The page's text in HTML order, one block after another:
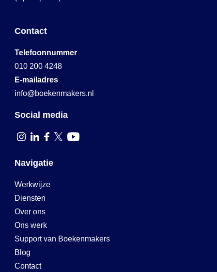
Contact
Telefoonnummer
010 200 4248
E-mailadres
info@boekenmakers.nl
Social media
Navigatie
Werkwijze
Diensten
Over ons
Ons werk
Support van Boekenmakers
Blog
Contact